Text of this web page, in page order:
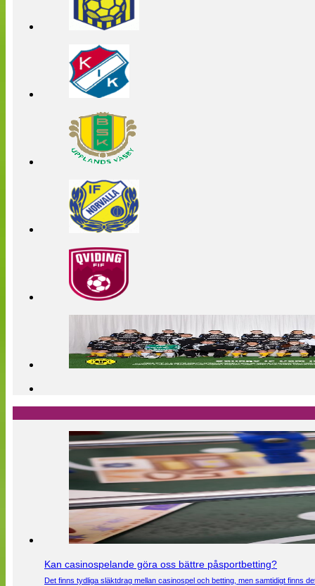
Kan casinospelande göra oss bättre påsportbetting?
Det finns tydliga släktdrag mellan casinospel och betting, men samtidigt finns